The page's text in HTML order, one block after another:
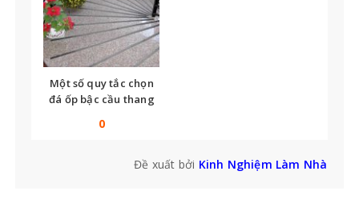
Một số quy tắc chọn
đá ốp bậc cầu thang
0
Đề xuất bởi Kinh Nghiệm Làm Nhà